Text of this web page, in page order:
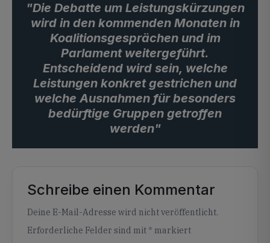
"Die Debatte um Leistungskürzungen
wird in den kommenden Monaten in
Koalitionsgesprächen und im
Parlament weitergeführt.
Entscheidend wird sein, welche
Leistungen konkret gestrichen und
welche Ausnahmen für besonders
bedürftige Gruppen getroffen
werden"
Schreibe einen Kommentar
Deine E-Mail-Adresse wird nicht veröffentlicht.
Erforderliche Felder sind mit * markiert
Alternative: